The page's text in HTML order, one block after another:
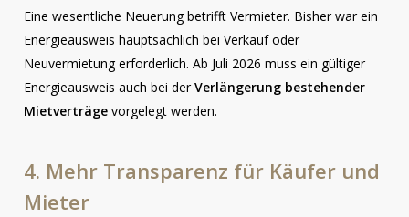
Eine wesentliche Neuerung betrifft Vermieter. Bisher war ein
Energieausweis hauptsächlich bei Verkauf oder
Neuvermietung erforderlich. Ab Juli 2026 muss ein gültiger
Energieausweis auch bei derVerlängerung bestehender
Mietverträge vorgelegt werden.
4. Mehr Transparenz für Käufer und
Mieter